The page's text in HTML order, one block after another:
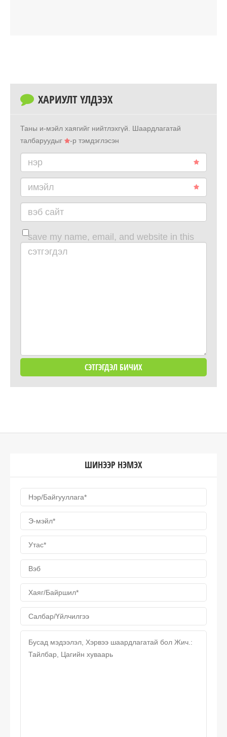
ХАРИУЛТ ҮЛДЭЭХ
Таны и-мэйл хаягийг нийтлэхгүй.
Шаардлагатай
талбаруудыг
-р тэмдэглэсэн
нэр
имэйл
вэб сайт
save my name, email, and website in this
browser for the next time i comment.
сэтгэгдэл
ШИНЭЭР НЭМЭХ